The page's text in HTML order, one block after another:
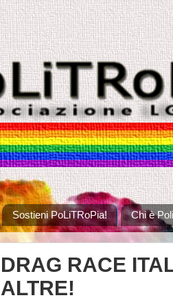
Sostieni PoLiTRoPia! Chi è
DRAG RACE
ALTRE!